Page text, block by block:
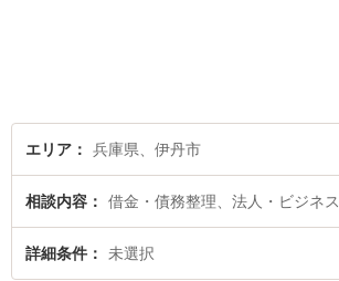
エリア 兵庫県、伊丹市
相談内容 借金・債務整理、法人・ビジネス
詳細条件 未選択